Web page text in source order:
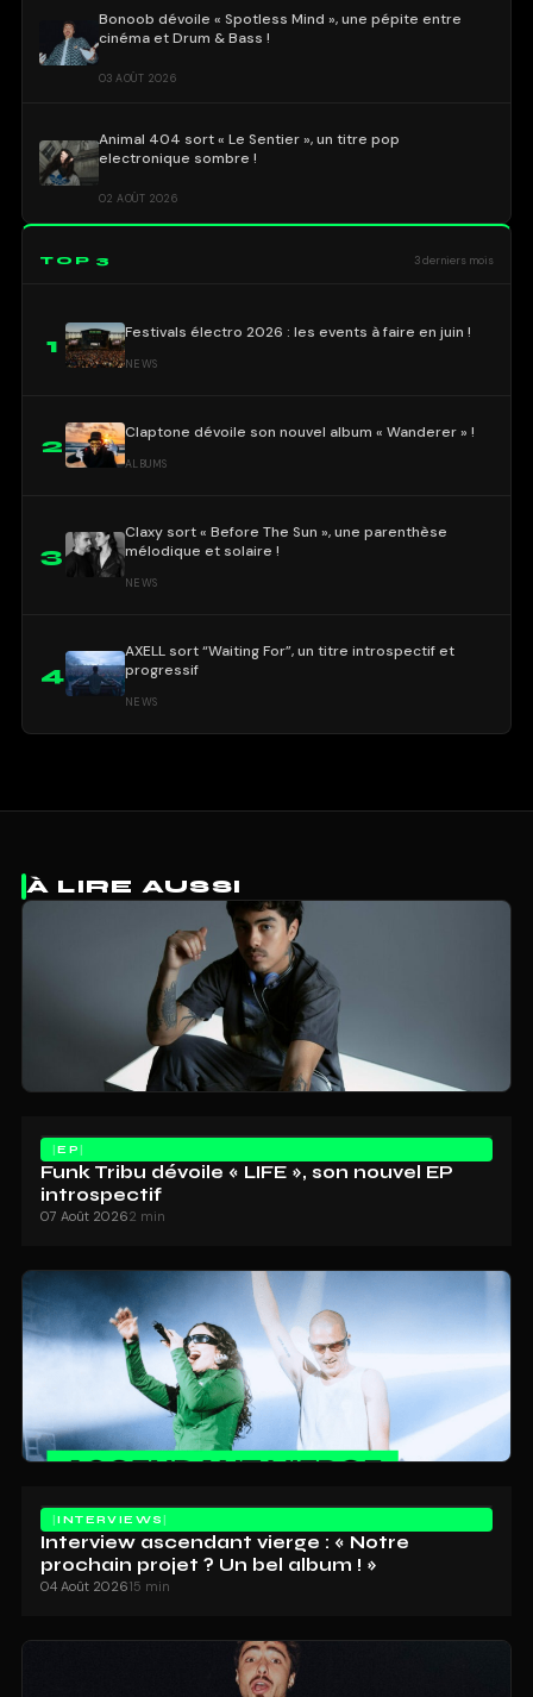
Bonoob dévoile « Spotless Mind », une pépite entre
cinéma et Drum & Bass !
03 AOÛT 2026
Animal 404 sort « Le Sentier », un titre pop
electronique sombre !
02 AOÛT 2026
TOP 3 3 derniers mois
1
Festivals électro 2026 : les events à faire en juin !
NEWS
2
Claptone dévoile son nouvel album « Wanderer » !
ALBUMS
3
Claxy sort « Before The Sun », une parenthèse
mélodique et solaire !
NEWS
4
AXELL sort “Waiting For”, un titre introspectif et
progressif
NEWS
À LIRE AUSSI
EP
Funk Tribu dévoile « LIFE », son nouvel EP
introspectif
07 Août 20262 min
INTERVIEWS
Interview ascendant vierge : « Notre
prochain projet ? Un bel album ! »
04 Août 202615 min